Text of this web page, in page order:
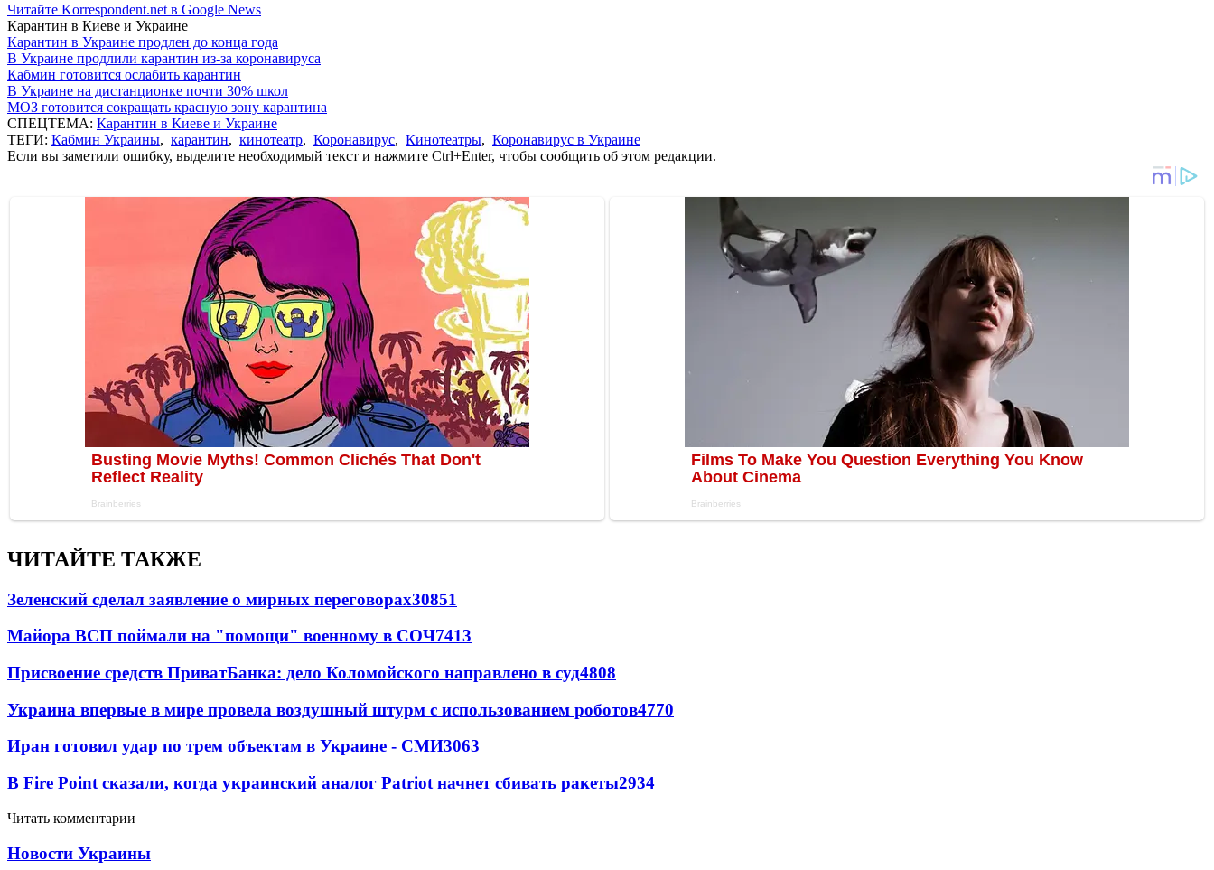
Читайте Korrespondent.net в Google News
Карантин в Киеве и Украине
Карантин в Украине продлен до конца года
В Украине продлили карантин из-за коронавируса
Кабмин готовится ослабить карантин
В Украине на дистанционке почти 30% школ
МОЗ готовится сокращать красную зону карантина
СПЕЦТЕМА: Карантин в Киеве и Украине
ТЕГИ: Кабмин Украины, карантин, кинотеатр, Коронавирус, Кинотеатры, Коронавирус в Украине
Если вы заметили ошибку, выделите необходимый текст и нажмите Ctrl+Enter, чтобы сообщить об этом редакции.
ЧИТАЙТЕ ТАКЖЕ
Зеленский сделал заявление о мирных переговорах30851
Майора ВСП поймали на "помощи" военному в СОЧ7413
Присвоение средств ПриватБанка: дело Коломойского направлено в суд4808
Украина впервые в мире провела воздушный штурм с использованием роботов4770
Иран готовил удар по трем объектам в Украине - СМИ3063
В Fire Point сказали, когда украинский аналог Patriot начнет сбивать ракеты2934
Читать комментарии
Новости Украины